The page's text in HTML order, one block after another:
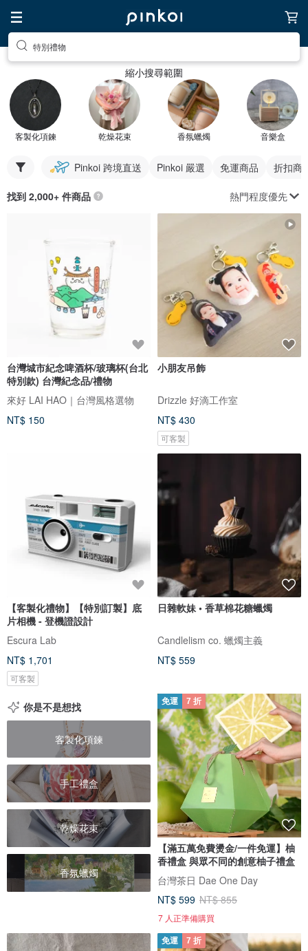
特別禮物
縮小搜尋範圍
客製化項鍊 乾燥花束 香氛蠟燭 音樂盒
Pinkoi 跨境直送 Pinkoi 嚴選 免運商品 折扣商
找到 2,000+ 件商品 熱門程度優先
台灣城市紀念啤酒杯/玻璃杯(台北
特別款) 台灣紀念品/禮物
來好 LAI HAO｜台灣風格選物
NT$ 150
小朋友吊飾
Drizzle 好滴工作室
NT$ 430
可客製
【客製化禮物】【特別訂製】底
片相機 - 登機證設計
Escura Lab
NT$ 1,701
可客製
日雜軟妹 • 香草棉花糖蠟燭
Candlelism co. 蠟燭主義
NT$ 559
你是不是想找
客製化項鍊
手工禮盒
乾燥花束
香氛蠟燭
免運 7 折
【滿五萬免費燙金/一件免運】柚
香禮盒 與眾不同的創意柚子禮盒
台灣茶日 Dae One Day
NT$ 599 NT$ 855
7 人正準備購買
免運 7 折